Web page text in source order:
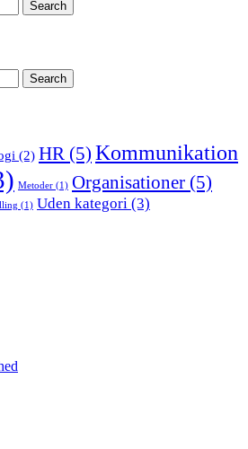
(2) HR (5) Kommunikation
Metoder (1) Organisationer (5)
(1) Uden kategori (3)